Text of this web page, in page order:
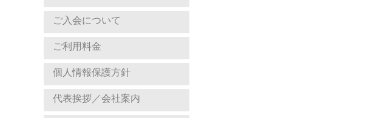
ご入会について
ご利用料金
個人情報保護方針
代表挨拶／会社案内